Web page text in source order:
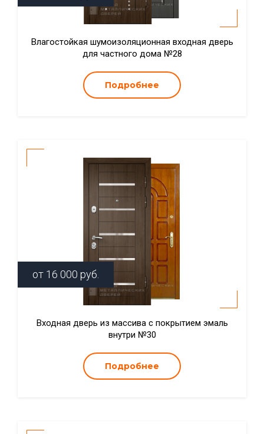
Влагостойкая шумоизоляционная входная дверь
для частного дома №28
Подробнее
от 16 000 руб.
Входная дверь из массива с покрытием эмаль
внутри №30
Подробнее